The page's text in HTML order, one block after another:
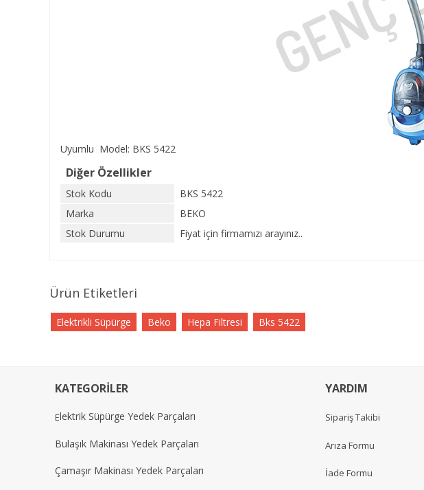
Uyumlu Model: BKS 5422
Diğer Özellikler
Stok Kodu
BKS 5422
Marka
BEKO
Stok Durumu
Fiyat için firmamızı arayınız..
Ürün Etiketleri
Elektrikli Süpürge Beko Hepa Filtresi Bks 5422
KATEGORİLER
Elektrik Süpürge Yedek Parçaları
Bulaşık Makinası Yedek Parçaları
Çamaşır Makinası Yedek Parçaları
YARDIM
Sipariş Takibi
Arıza Formu
İade Formu